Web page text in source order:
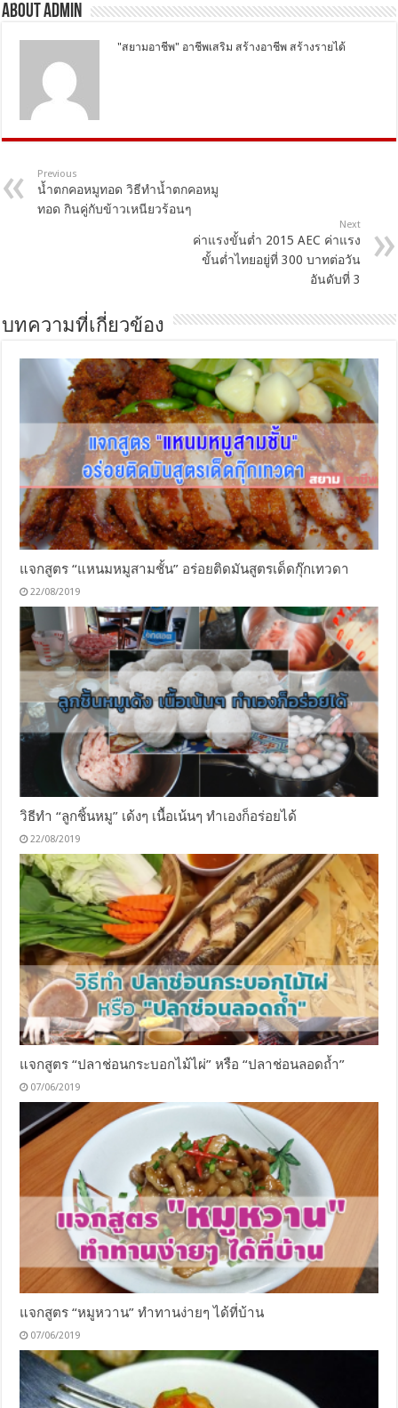
About Admin
"สยามอาชีพ" อาชีพเสริม สร้างอาชีพ สร้างรายได้
Previous
น้ำตกคอหมูทอด วิธีทำน้ำตกคอหมู
ทอด กินคู่กับข้าวเหนียวร้อนๆ
Next
ค่าแรงขั้นต่ำ 2015 AEC ค่าแรง
ขั้นต่ำไทยอยู่ที่ 300 บาทต่อวัน
อันดับที่ 3
บทความที่เกี่ยวข้อง
แจกสูตร “แหนมหมูสามชั้น” อร่อยติดมันสูตรเด็ดกุ๊กเทวดา
22/08/2019
วิธีทำ “ลูกชิ้นหมู” เด้งๆ เนื้อเน้นๆ ทำเองก็อร่อยได้
22/08/2019
แจกสูตร “ปลาช่อนกระบอกไม้ไผ่” หรือ “ปลาช่อนลอดถ้ำ”
07/06/2019
แจกสูตร “หมูหวาน” ทำทานง่ายๆ ได้ที่บ้าน
07/06/2019